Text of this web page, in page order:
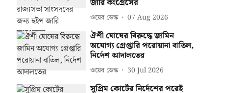
জারি কংগ্রেসের
ওয়েব ডেস্ক 07 Aug 2026
ঐশী ঘোষের বিরুদ্ধে জামিন
অযোগ্য গ্রেপ্তারি পরোয়ানা বাতিল,
নির্দেশ আদালতের
ওয়েব ডেস্ক 30 Jul 2026
সুপ্রিম কোর্টের নির্দেশের পরেই